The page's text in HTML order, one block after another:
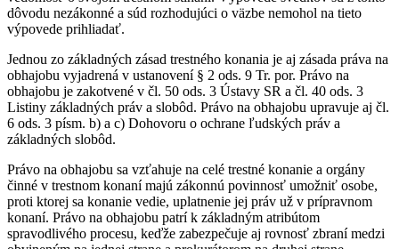
dôvodu nezákonné a súd rozhodujúci o väzbe nemohol na tieto
výpovede prihliadať.
Jednou zo základných zásad trestného konania je aj zásada práva na
obhajobu vyjadrená v ustanovení § 2 ods. 9 Tr. por. Právo na
obhajobu je zakotvené v čl. 50 ods. 3 Ústavy SR a čl. 40 ods. 3
Listiny základných práv a slobôd. Právo na obhajobu upravuje aj čl.
6 ods. 3 písm. b) a c) Dohovoru o ochrane ľudských práv a
základných slobôd.
Právo na obhajobu sa vzťahuje na celé trestné konanie a orgány
činné v trestnom konaní majú zákonnú povinnosť umožniť osobe,
proti ktorej sa konanie vedie, uplatnenie jej práv už v prípravnom
konaní. Právo na obhajobu patrí k základným atribútom
spravodlivého procesu, keďže zabezpečuje aj rovnosť zbraní medzi